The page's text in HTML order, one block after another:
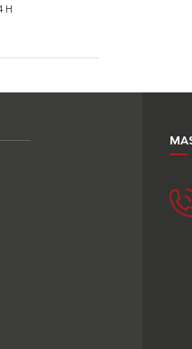
H